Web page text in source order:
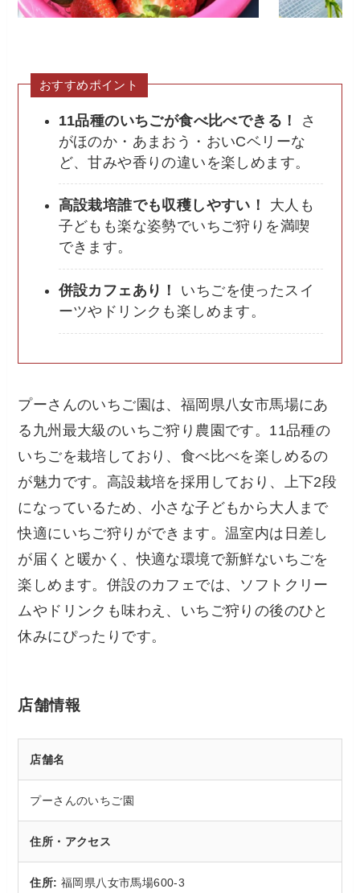
おすすめポイント
11品種のいちごが食べ比べできる！
さ
がほのか・あまおう・おいCベリーな
ど、甘みや香りの違いを楽しめます。
高設栽培誰でも収穫しやすい！
大人も
子どもも楽な姿勢でいちご狩りを満喫
できます。
併設カフェあり！
いちごを使ったスイ
ーツやドリンクも楽しめます。
プーさんのいちご園は、福岡県八女市馬場にあ
る九州最大級のいちご狩り農園です。11品種の
いちごを栽培しており、食べ比べを楽しめるの
が魅力です。高設栽培を採用しており、上下2段
になっているため、小さな子どもから大人まで
快適にいちご狩りができます。温室内は日差し
が届くと暖かく、快適な環境で新鮮ないちごを
楽しめます。併設のカフェでは、ソフトクリー
ムやドリンクも味わえ、いちご狩りの後のひと
休みにぴったりです。
店舗情報
店舗名
プーさんのいちご園
住所・アクセス
住所: 福岡県八女市馬場600-3